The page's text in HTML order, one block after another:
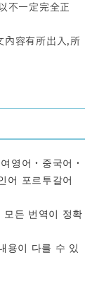
不一定完全正
內容有所出入,所
영어・중국어・
어 포르투갈어
모든 번역이 정확
용이 다를 수 있